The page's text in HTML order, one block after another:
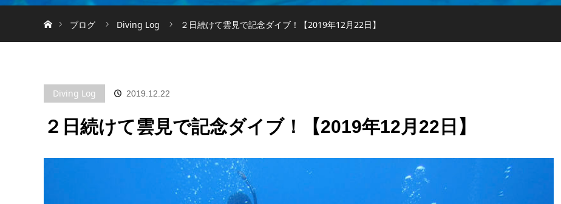
ブログ
Diving Log ２日続けて雲見で記念ダイブ！【2019年12月22日】
Diving Log 2019.12.22
２日続けて雲見で記念ダイブ！【2019年12月22日】